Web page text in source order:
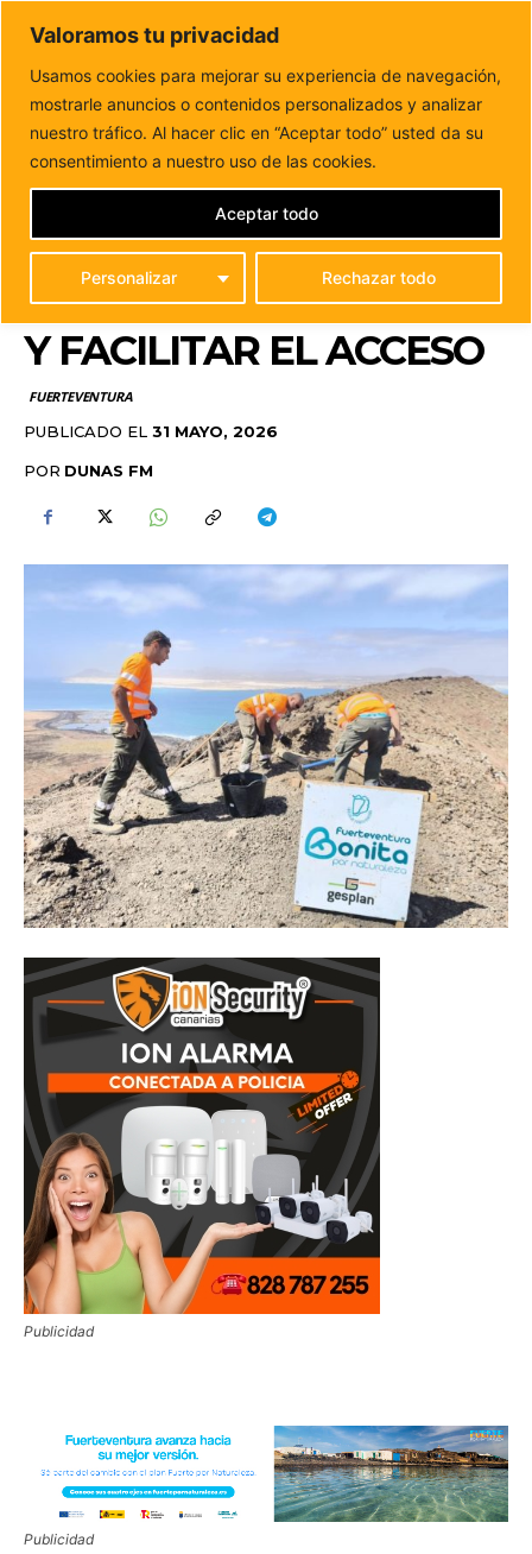
Valoramos tu privacidad
Usamos cookies para mejorar su experiencia de navegación,
mostrarle anuncios o contenidos personalizados y analizar
nuestro tráfico. Al hacer clic en “Aceptar todo” usted da su
consentimiento a nuestro uso de las cookies.
Personalizar Rechazar todo
Aceptar todo
DUNAS FM
Tu informacion de forma cercana
Inicio FUERTEVENTURA
El Cabildo mejora el sendero a la
cumbre de Lobos para proteger...
EL CABILDO MEJORA EL
SENDERO A LA CUMBRE
DE LOBOS PARA
PROTEGER EL ENTORNO
Y FACILITAR EL ACCESO
FUERTEVENTURA
PUBLICADO EL 31 MAYO, 2026
POR DUNAS FM
Publicidad
Publicidad